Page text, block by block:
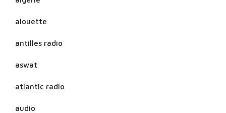
alouette
antilles radio
aswat
atlantic radio
audio